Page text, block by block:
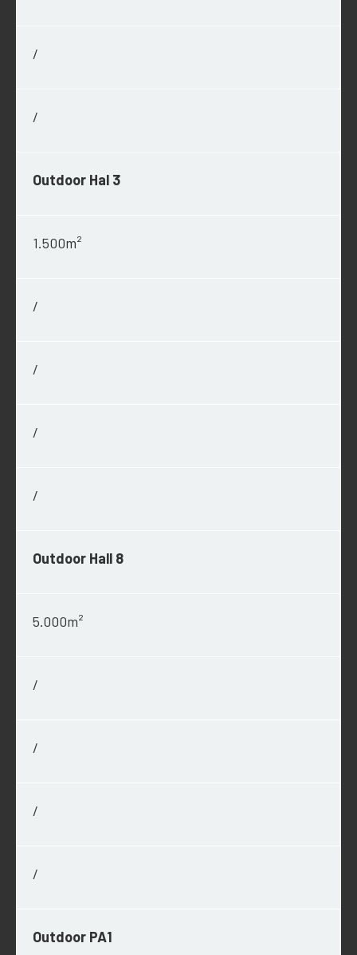
/
/
Outdoor Hal 3
1.500m²
/
/
/
/
Outdoor Hall 8
5.000m²
/
/
/
/
Outdoor PA1